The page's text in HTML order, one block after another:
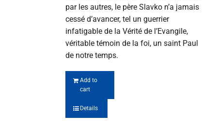
par les autres, le père Slavko n’a jamais
cessé d’avancer, tel un guerrier
infatigable de la Vérité de l’Evangile,
véritable témoin de la foi, un saint Paul
de notre temps.
Add to
cart
Details